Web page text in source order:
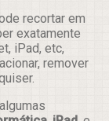
recortar em
exatamente
iPad, etc,
remover